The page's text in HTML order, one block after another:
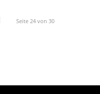
Seite 24 von 30